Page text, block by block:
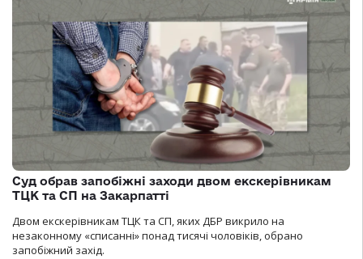
Суд обрав запобіжні заходи двом екскерівникам
ТЦК та СП на Закарпатті
Двом екскерівникам ТЦК та СП, яких ДБР викрило на
незаконному «списанні» понад тисячі чоловіків, обрано
запобіжний захід.